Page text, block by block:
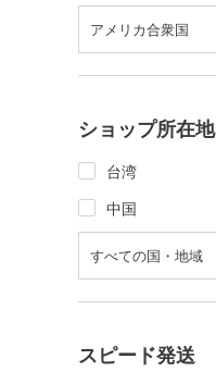
アメリカ合衆国
ショップ所在地
台湾
中国
すべての国・地域
スピード発送